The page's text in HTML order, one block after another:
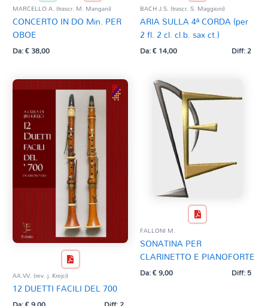
MARCELLO A. (trascr. M. Mangani)
CONCERTO IN DO Min. PER
OBOE
Da:€38,00
BACH J.S. (trascr. S. Maggioni)
ARIA SULLA 4ª CORDA (per
2 fl. 2 cl. cl.b. sax ct.)
Da:€14,00 Diff: 2
AA.VV. (rev. j. Krejci)
12 DUETTI FACILI DEL 700
FALLONI M.
SONATINA PER
CLARINETTO E PIANOFORTE
Da:€9,00 Diff: 5